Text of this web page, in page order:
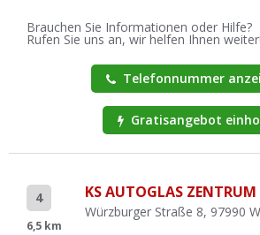
Brauchen Sie Informationen oder Hilfe?
Rufen Sie uns an, wir helfen Ihnen weiter!
Telefonnummer
Gratisangebot
4
6,5 km
KS AUTOGLAS
Würzburger Straße 8, 97990